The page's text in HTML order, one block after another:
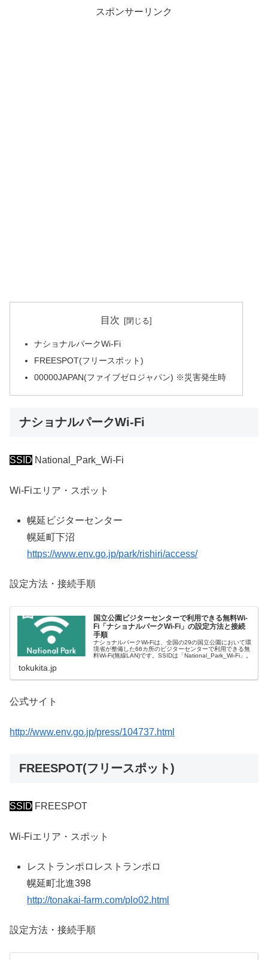
スポンサーリンク
目次
ナショナルパークWi-Fi
FREESPOT(フリースポット)
00000JAPAN(ファイブゼロジャパン) ※災害発生時
ナショナルパークWi-Fi
SSID National_Park_Wi-Fi
Wi-Fiエリア・スポット
幌延ビジターセンター
幌延町下沼
https://www.env.go.jp/park/rishiri/access/
設定方法・接続手順
国立公園ビジターセンターで利用できる無料Wi-
Fi「ナショナルパークWi-Fi」の設定方法と接続
手順
ナショナルパークWi-Fiは、全国の29の国立公園において環
境省が整備した66カ所のビジターセンターで利用できる無
料Wi-Fi(無線LAN)です。SSIDは「National_Park_Wi-Fi」。
tokukita.jp
公式サイト
http://www.env.go.jp/press/104737.html
FREESPOT(フリースポット)
SSID FREESPOT
Wi-Fiエリア・スポット
レストランポロレストランポロ
幌延町北進398
http://tonakai-farm.com/plo02.html
設定方法・接続手順